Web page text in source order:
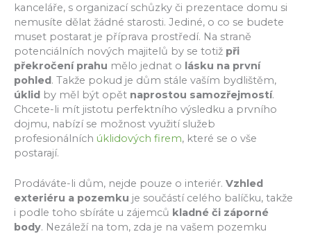
kanceláře, s organizací schůzky či prezentace domu si
nemusíte dělat žádné starosti. Jediné, o co se budete
muset postarat je příprava prostředí. Na straně
potenciálních nových majitelů by se totiž při
překročení prahu mělo jednat o lásku na první
pohled. Takže pokud je dům stále vaším bydlištěm,
úklid by měl být opět naprostou samozřejmostí.
Chcete-li mít jistotu perfektního výsledku a prvního
dojmu, nabízí se možnost využití služeb
profesionálních úklidových firem, které se o vše
postarají.
Prodáváte-li dům, nejde pouze o interiér. Vzhled
exteriéru a pozemku je součástí celého balíčku, takže
i podle toho sbíráte u zájemců kladné či záporné
body. Nezáleží na tom, zda je na vašem pozemku